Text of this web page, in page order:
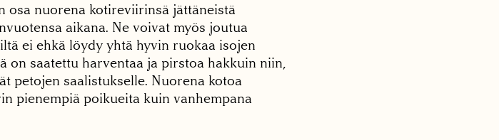
osa nuorena kotireviirinsä jättäneistä
aikana. Ne voivat myös joutua
ei ehkä löydy yhtä hyvin ruokaa isojen
on saatettu harventaa ja pirstoa hakkuin niin,
petojen saalistukselle. Nuorena kotoa
pienempiä poikueita kuin vanhempana